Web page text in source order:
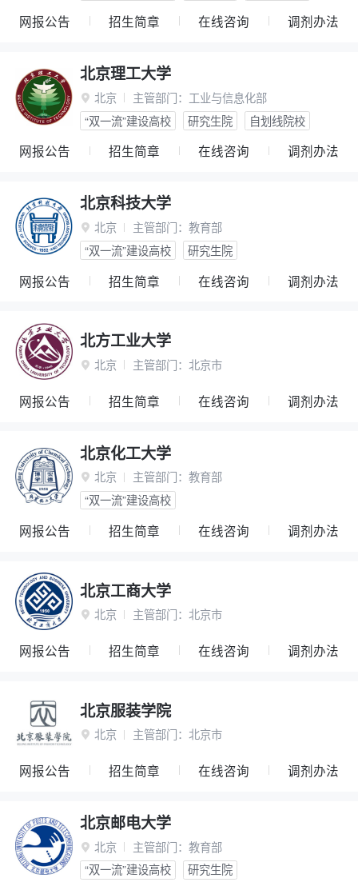
网报公告 招生简章 在线咨询 调剂办法
北京理工大学
 北京 主管部门： 工业与信息化部
“双一流”建设高校
研究生院 自划线院校
网报公告 招生简章 在线咨询 调剂办法
北京科技大学
 北京 主管部门： 教育部
“双一流”建设高校
研究生院
网报公告 招生简章 在线咨询 调剂办法
北方工业大学
 北京 主管部门： 北京市
网报公告 招生简章 在线咨询 调剂办法
北京化工大学
 北京 主管部门： 教育部
“双一流”建设高校
网报公告 招生简章 在线咨询 调剂办法
北京工商大学
 北京 主管部门： 北京市
网报公告 招生简章 在线咨询 调剂办法
北京服装学院
 北京 主管部门： 北京市
网报公告 招生简章 在线咨询 调剂办法
北京邮电大学
 北京 主管部门： 教育部
“双一流”建设高校
研究生院